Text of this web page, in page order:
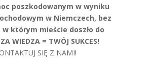
poszkodowanym w wyniku
w Niemczech, bez
którym mieście doszło do
WIEDZA = TWÓJ SUKCES!
SIĘ Z NAMI!